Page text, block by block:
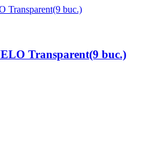
Transparent(9 buc.)